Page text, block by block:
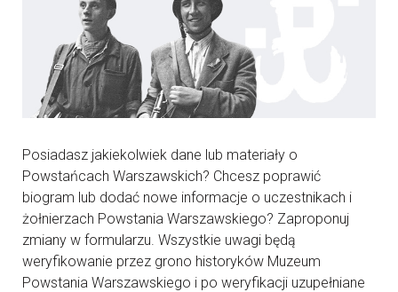
Posiadasz jakiekolwiek dane lub materiały o
Powstańcach Warszawskich? Chcesz poprawić
biogram lub dodać nowe informacje o uczestnikach i
żołnierzach Powstania Warszawskiego? Zaproponuj
zmiany w formularzu. Wszystkie uwagi będą
weryfikowanie przez grono historyków Muzeum
Powstania Warszawskiego i po weryfikacji uzupełniane